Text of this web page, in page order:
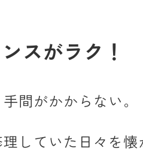
スがラク！
間がかからない。
していた日々を